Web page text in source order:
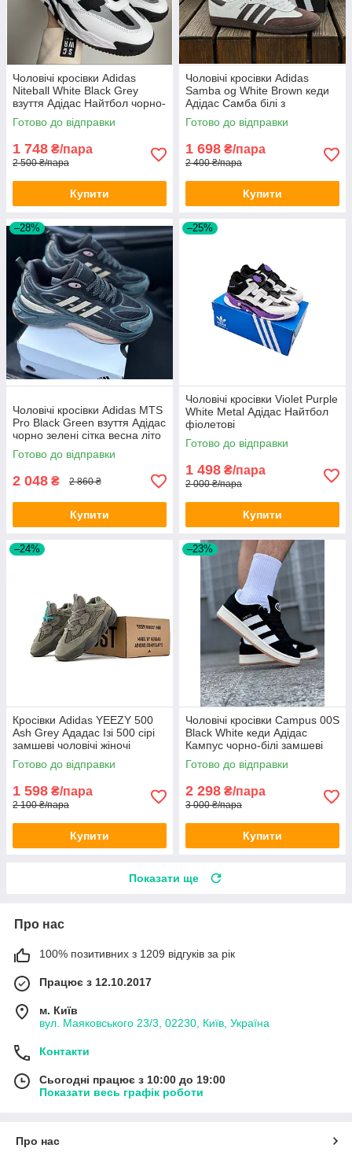
Чоловічі кросівки Adidas
Niteball White Black Grey
взуття Адідас Найтбол чорно-
білі весна літо
Готово до відправки
1 748 ₴/пара
2 500 ₴/пара
Купити
Чоловічі кросівки Adidas
Samba og White Brown кеди
Адідас Самба білі з
коричневим демісезонні
Готово до відправки
1 698 ₴/пара
2 400 ₴/пара
Купити
–28%
Чоловічі кросівки Adidas MTS
Pro Black Green взуття Адідас
чорно зелені сітка весна літо
Готово до відправки
2 048 ₴ 2 860 ₴
Купити
–25%
Чоловічі кросівки Violet Purple
White Metal Адідас Найтбол
фіолетові
Готово до відправки
1 498 ₴/пара
2 000 ₴/пара
Купити
–24%
Кросівки Adidas YEEZY 500
Ash Grey Ададас Ізі 500 сірі
замшеві чоловічі жіночі
підліткові демісезон
Готово до відправки
1 598 ₴/пара
2 100 ₴/пара
Купити
–23%
Чоловічі кросівки Campus 00S
Black White кеди Адідас
Кампус чорно-білі замшеві
спортивні
Готово до відправки
2 298 ₴/пара
3 000 ₴/пара
Купити
Показати ще
Про нас
100% позитивних з 1209 відгуків за рік
Працює з 12.10.2017
м. Київ
вул. Маяковського 23/3, 02230, Київ, Україна
Контакти
Сьогодні працює з 10:00 до 19:00
Показати весь графік роботи
Про нас